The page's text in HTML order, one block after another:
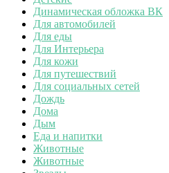
Динамическая обложка ВК
Для автомобилей
Для еды
Для Интерьера
Для кожи
Для путешествий
Для социальных сетей
Дождь
Дома
Дым
Еда и напитки
Животные
Животные